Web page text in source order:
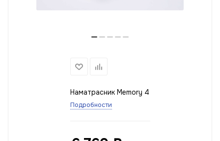
Наматрасник Memory 4
Подробности